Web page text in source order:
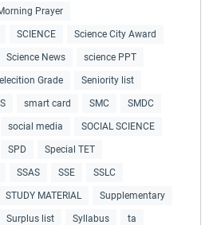
Prayer
SCIENCE Science City Award
Science News science PPT
Grade Seniority list
smart card SMC SMDC
social media SOCIAL SCIENCE
SPD Special TET
SSAS SSE SSLC
STUDY MATERIAL Supplementary
Surplus list Syllabus ta